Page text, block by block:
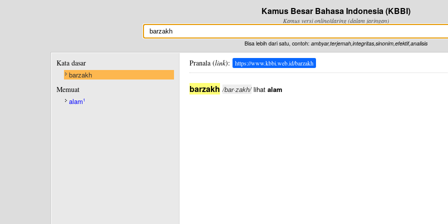
Kamus Besar Bahasa Indonesia (KBBI)
Kamus versi online/daring (dalam jaringan)
Bisa lebih dari satu, contoh: ambyar,terjemah,integritas,sinonim,efektif,analisis
Kata dasar
barzakh
Memuat
alam1
Pranala (link): https://www.kbbi.web.id/barzakh
barzakh /bar·zakh/lihat alam